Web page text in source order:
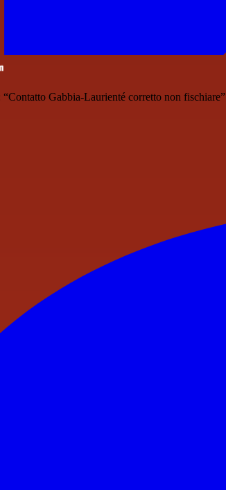
Gabbia-Laurienté corretto non fischiare”